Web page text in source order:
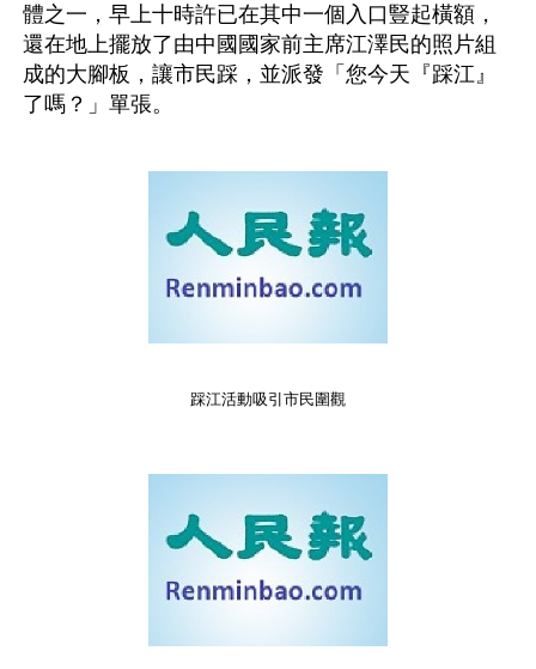
體之一，早上十時許已在其中一個入口豎起橫額，
還在地上擺放了由中國國家前主席江澤民的照片組
成的大腳板，讓市民踩，並派發「您今天『踩江』
了嗎？」單張。
踩江活動吸引市民圍觀